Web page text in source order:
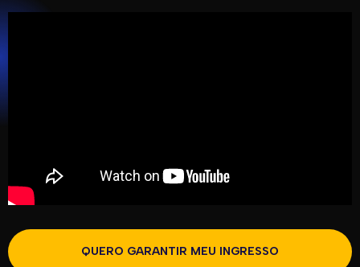
QUERO GARANTIR MEU INGRESSO